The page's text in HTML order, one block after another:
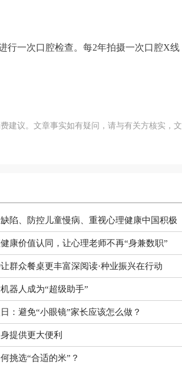
行一次口腔检查。每2年拍摄一次口腔X线
建议。文章事实如有疑问，请与有关方核实，文
陷、防控儿童慢病、重视心理健康中国积极
康价值认同，让心理老师不再“身兼数职”
群众餐桌更丰富深阅读·种业振兴在行动
器人成为“超级助手”
：避免“小眼镜”家长应该怎么做？
提供更大便利
挑选“合适的米”？